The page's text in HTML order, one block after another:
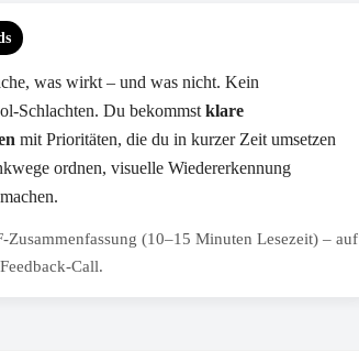
was wirkt – und was nicht. Kein
Schlachten. Du bekommst klare
mit Prioritäten, die du in kurzer Zeit umsetzen
ordnen, visuelle Wiedererkennung
Zusammenfassung (10–15 Minuten Lesezeit) – auf
Call.